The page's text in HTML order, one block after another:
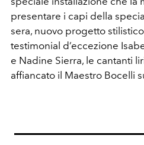
presentare i capi della
sera, nuovo progetto
testimonial d’eccezione
e Nadine Sierra, le cantanti
affiancato il Maestro Bocelli